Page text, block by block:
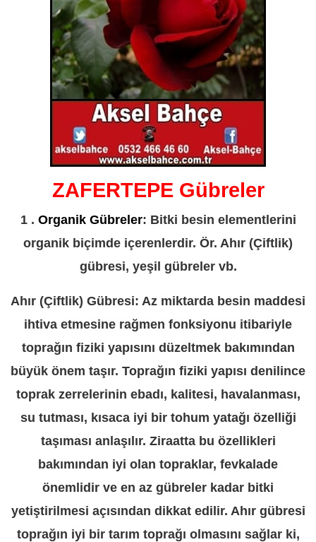
ZAFERTEPE Gübreler
1 . Organik Gübreler: Bitki besin elementlerini
organik biçimde içerenlerdir. Ör. Ahır (Çiftlik)
gübresi, yeşil gübreler vb.
Ahır (Çiftlik) Gübresi: Az miktarda besin maddesi
ihtiva etmesine rağmen fonksiyonu itibariyle
toprağın fiziki yapısını düzeltmek bakımından
büyük önem taşır. Toprağın fiziki yapısı denilince
toprak zerrelerinin ebadı, kalitesi, havalanması,
su tutması, kısaca iyi bir tohum yatağı özelliği
taşıması anlaşılır. Ziraatta bu özellikleri
bakımından iyi olan topraklar, fevkalade
önemlidir ve en az gübreler kadar bitki
yetiştirilmesi açısından dikkat edilir. Ahır gübresi
toprağın iyi bir tarım toprağı olmasını sağlar ki,